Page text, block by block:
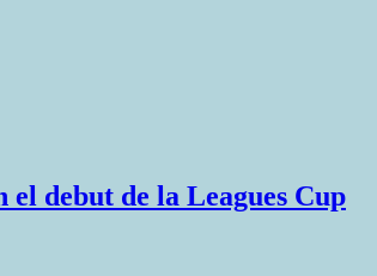
debut de la Leagues Cup